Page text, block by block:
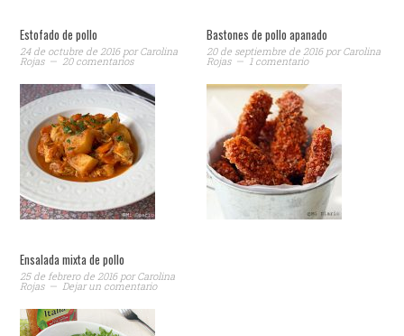
Estofado de pollo
24 de octubre de 2016porCarolina
Rojas 20 comentarios
Bastones de pollo apanado
20 de septiembre de 2016porCarolina
Rojas 1 comentario
Ensalada mixta de pollo
25 de febrero de 2016porCarolina
Rojas Dejar un comentario